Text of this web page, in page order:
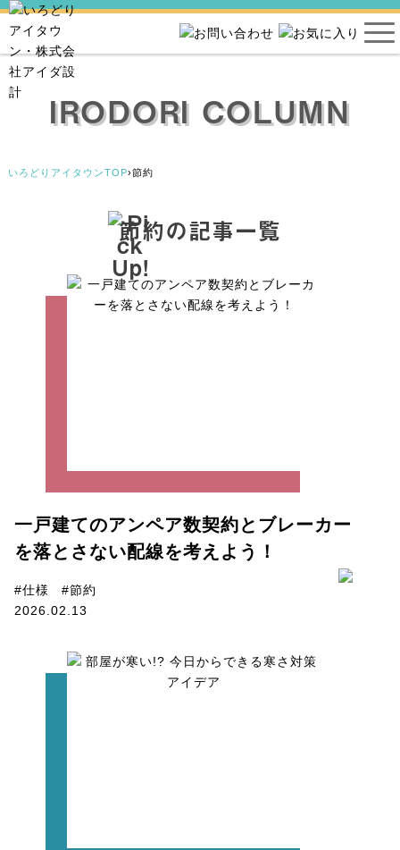
IRODORI COLUMN
いろどりアイタウンTOP›節約
節約の記事一覧
一戸建てのアンペア数契約とブレーカー
を落とさない配線を考えよう！
#仕様
#節約
2026.02.13